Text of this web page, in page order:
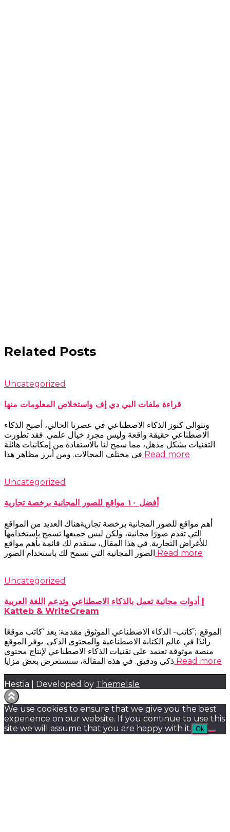
Related Posts
Uncategorized
قراءة ملفات البي دي إف واستخلاص المعلومات منها
وتتوالى كنوز الذكاء الاصطناعي في عصرنا الحالي، أصبح الذكاء
الاصطناعي حقيقة واقعة وليس مجرد خيال علمي. فقد تطورت
التقنيات بشكل مذهل، مما سمح لنا بالاستفادة من إمكانيات هائلة
في مختلف المجالات. ومن أبرز مظاهر هذا Read more
Uncategorized
أفضل ١٠ مواقع للصور المجانية برخصة تجارية
أهم مواقع للصور المجانية برخصة تجاريةهناك العديد من المواقع
التي تقدم صورًا مجانية، ولكن ليس جميعها تسمح باستخدامها
للأغراض التجارية. في هذا المقال، سنقدم لك قائمة بأهم مواقع
الصور المجانية التي تسمح لك باستخدام الصور Read more
Uncategorized
أدوات مجانية تعمل بالذكاء الاصطناعي وتدعم اللغة العربية |
Katteb & WriteCream
الموقع: ;’كاتب- الذكاء الاصطناعي الموثوق مقدمة: يعد ‘كاتب موقعًا
رائدًا في عالم الكتابة الاصطناعية والمحتوى الذكي. يوفر الموقع
منصة موثوقة تعتمد على تقنيات الذكاء الاصطناعي لإنتاج محتوى
ذكي ودقيق. في هذه المقالة، سنستعرض بعض مزايا Read more
Hestia | Developed by ThemeIsle
We use cookies to ensure that we give you the best
experience on our website. If you continue to use this
site we will assume that you are happy with it. Ok